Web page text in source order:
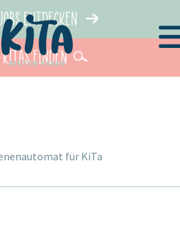
entdecken
KiTas finden
für KiTa